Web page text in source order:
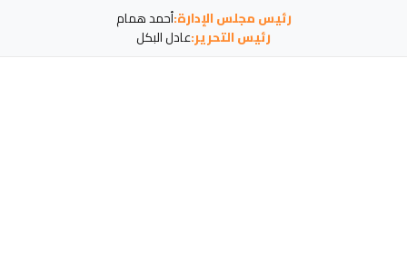
رئيس مجلس الإدارة:أحمد همام
رئيس التحرير:عادل البكل